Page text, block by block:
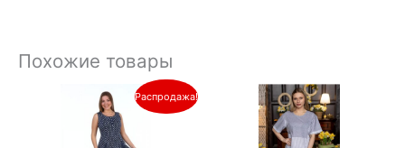
Похожие товары
Распродажа!
Первоначальная
составляла
Текущая
цена:
320₽.